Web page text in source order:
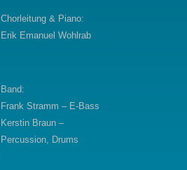
Chorleitung & Piano:
Erik Emanuel Wohlrab
Band:
Frank Stramm – E-Bass
Kerstin Braun –
Percussion, Drums